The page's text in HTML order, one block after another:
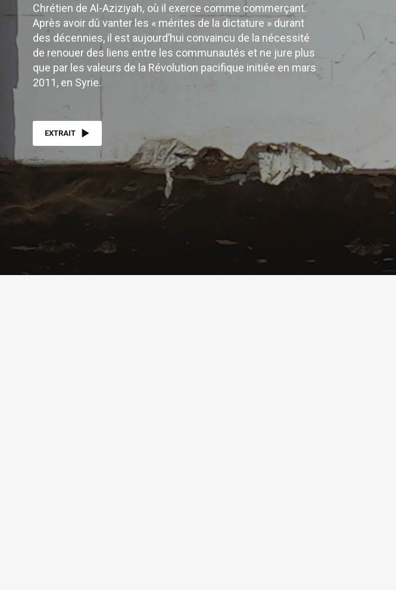
Chrétien de Al-Aziziyah, où il exerce comme commerçant.
Après avoir dû vanter les « mérites de la dictature » durant
des décennies, il est aujourd’hui convaincu de la nécessité
de renouer des liens entre les communautés et ne jure plus
que par les valeurs de la Révolution pacifique initiée en mars
2011, en Syrie.
EXTRAIT